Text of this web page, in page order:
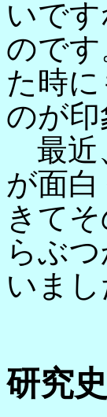
いで
ので
た時
のが
最近
が面
きて
らぶ
いま
研究